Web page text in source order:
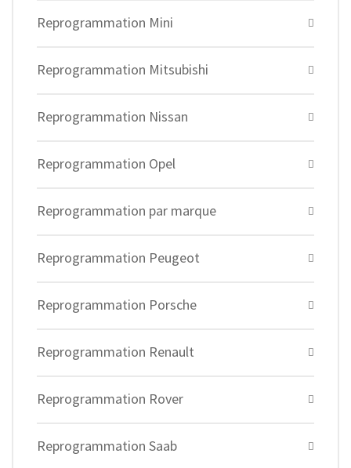
Reprogrammation Mini
Reprogrammation Mitsubishi
Reprogrammation Nissan
Reprogrammation Opel
Reprogrammation par marque
Reprogrammation Peugeot
Reprogrammation Porsche
Reprogrammation Renault
Reprogrammation Rover
Reprogrammation Saab